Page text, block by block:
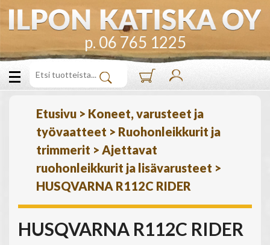
p. 06 765 1225
Etusivu > Koneet, varusteet ja
työvaatteet > Ruohonleikkurit ja
trimmerit > Ajettavat
ruohonleikkurit ja lisävarusteet >
HUSQVARNA R112C RIDER
HUSQVARNA R112C RIDER